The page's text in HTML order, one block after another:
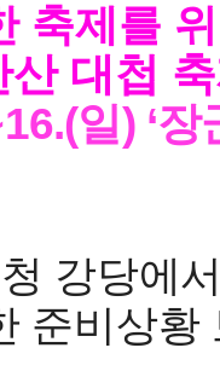
축제를
산 대첩
일) ‘장
강당에
준비상황